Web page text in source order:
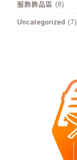
服飾飾品區 (8)
Uncategorized (7)